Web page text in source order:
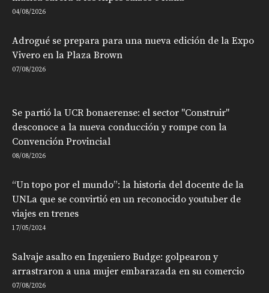
04/08/2026
Adrogué se prepara para una nueva edición de la Expo
Vivero en la Plaza Brown
07/08/2026
Se partió la UCR bonaerense: el sector "Construir"
desconoce a la nueva conducción y rompe con la
Convención Provincial
08/08/2026
“Un topo por el mundo”: la historia del docente de la
UNLa que se convirtió en un reconocido youtuber de
viajes en trenes
17/05/2024
Salvaje asalto en Ingeniero Budge: golpearon y
arrastraron a una mujer embarazada en su comercio
07/08/2026